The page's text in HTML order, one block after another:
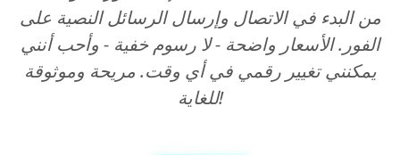
من البدء في الاتصال وإرسال الرسائل النصية على
الفور. الأسعار واضحة - لا رسوم خفية - وأحب أنني
يمكنني تغيير رقمي في أي وقت. مريحة وموثوقة
للغاية!